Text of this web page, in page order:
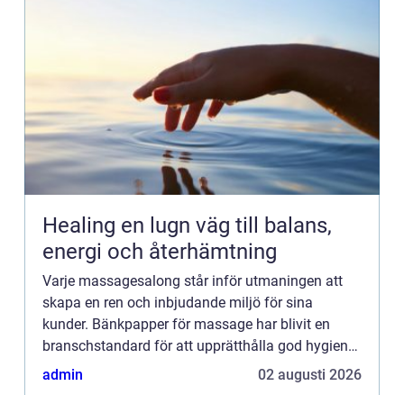
Healing en lugn väg till balans,
energi och återhämtning
Varje massagesalong står inför utmaningen att
skapa en ren och inbjudande miljö för sina
kunder. Bänkpapper för massage har blivit en
branschstandard för att upprätthålla god hygien
och komfort under mas...
admin 02 augusti 2026